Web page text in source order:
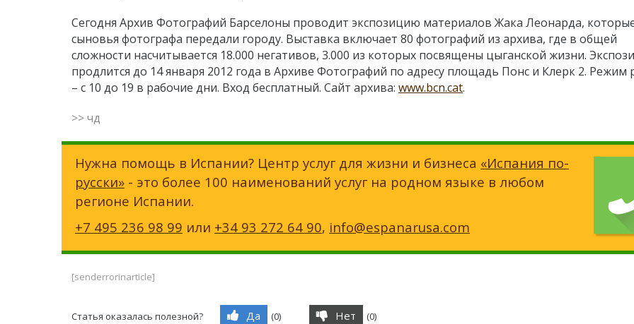
Сегодня Архив Фотографий Барселоны проводит экспозицию материалов Жака Леонарда,
сыновья фотографа передали городу. Выставка включает 80 фотографий из архива, где в общей
сложности насчитывается 18.000 негативов, 3.000 из которых посвящены цыганской жизни.
продлится до 14 января 2012 года в Архиве Фотографий по адресу площадь Понс и Клерк 2. Режим
– с 10 до 19 в рабочие дни. Вход бесплатный. Сайт архива: www.bcn.cat.
>> чд
Нужна помощь в Испании? Центр услуг для жизни и бизнеса «Испания по-
русски» - это более 100 наименований услуг на родном языке в любом
регионе Испании.
+7 495 236 98 99 или +34 93 272 64 90, info@espanarusa.com
[senderrorinarticle]
Статья оказалась полезной? Да (0) Нет (0)